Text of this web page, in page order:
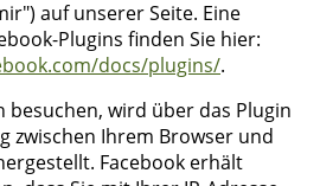
auf unserer Seite. Eine
Plugins finden Sie hier:
docs/plugins/.
besuchen, wird über das Plugin
zwischen Ihrem Browser und
Facebook erhält